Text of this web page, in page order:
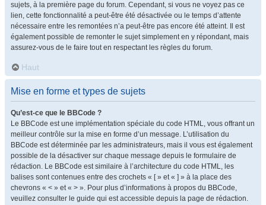
sujets, à la première page du forum. Cependant, si vous ne voyez pas ce
lien, cette fonctionnalité a peut-être été désactivée ou le temps d’attente
nécessaire entre les remontées n’a peut-être pas encore été atteint. Il est
également possible de remonter le sujet simplement en y répondant, mais
assurez-vous de le faire tout en respectant les règles du forum.
Haut
Mise en forme et types de sujets
Qu’est-ce que le BBCode ?
Le BBCode est une implémentation spéciale du code HTML, vous offrant un
meilleur contrôle sur la mise en forme d’un message. L’utilisation du
BBCode est déterminée par les administrateurs, mais il vous est également
possible de la désactiver sur chaque message depuis le formulaire de
rédaction. Le BBCode est similaire à l’architecture du code HTML, les
balises sont contenues entre des crochets « [ » et « ] » à la place des
chevrons « < » et « > ». Pour plus d’informations à propos du BBCode,
veuillez consulter le guide qui est accessible depuis la page de rédaction.